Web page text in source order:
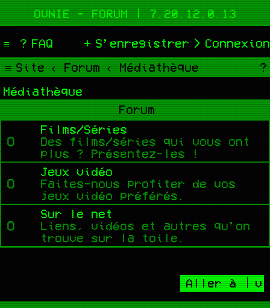
OVNIE - FORUM | 7.20.12.0.13
FAQ Connexion
S’enregistrer
Site Forum Médiathèque
Médiathèque
Forum
Films/Séries
Des films/séries qui vous ont
plus ? Présentez-les !
Jeux vidéo
Faites-nous profiter de vos
jeux vidéo préférés.
Sur le net
Liens, vidéos et autres qu’on
trouve sur la toile.
Aller à